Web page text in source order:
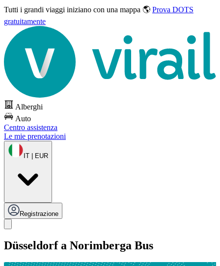
Tutti i grandi viaggi iniziano con una mappa 🌎 Prova DOTS
gratuitamente
Alberghi
Auto
Centro assistenza
Le mie prenotazioni
IT | EUR
Registrazione
Düsseldorf a Norimberga Bus